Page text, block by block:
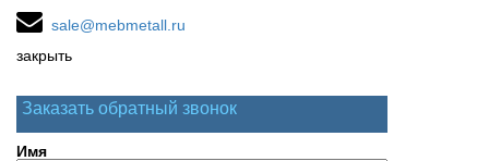
sale@mebmetall.ru
закрыть
Заказать обратный звонок
Имя